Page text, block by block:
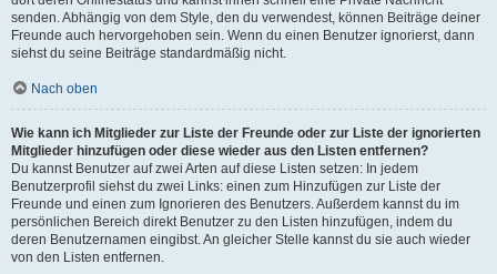
senden. Abhängig von dem Style, den du verwendest, können Beiträge deiner
Freunde auch hervorgehoben sein. Wenn du einen Benutzer ignorierst, dann
siehst du seine Beiträge standardmäßig nicht.
Nach oben
Wie kann ich Mitglieder zur Liste der Freunde oder zur Liste der ignorierten
Mitglieder hinzufügen oder diese wieder aus den Listen entfernen?
Du kannst Benutzer auf zwei Arten auf diese Listen setzen: In jedem
Benutzerprofil siehst du zwei Links: einen zum Hinzufügen zur Liste der
Freunde und einen zum Ignorieren des Benutzers. Außerdem kannst du im
persönlichen Bereich direkt Benutzer zu den Listen hinzufügen, indem du
deren Benutzernamen eingibst. An gleicher Stelle kannst du sie auch wieder
von den Listen entfernen.